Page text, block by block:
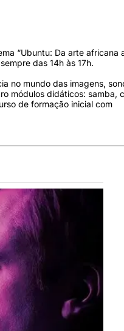
“Ubuntu: Da arte africana
das 14h às 17h.
no mundo das imagens,
módulos didáticos: samba,
de formação inicial com